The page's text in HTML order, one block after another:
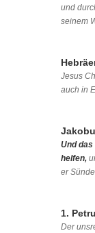
und
seinem
Jesus
auch in
Und
helfen,
er
1.
Der